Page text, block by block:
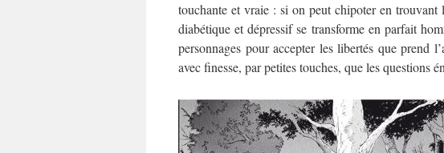
touchante et vraie : si on peut chipoter en trouvant
diabétique et dépressif se transforme en parfait
personnages pour accepter les libertés que prend
avec finesse, par petites touches, que les questions